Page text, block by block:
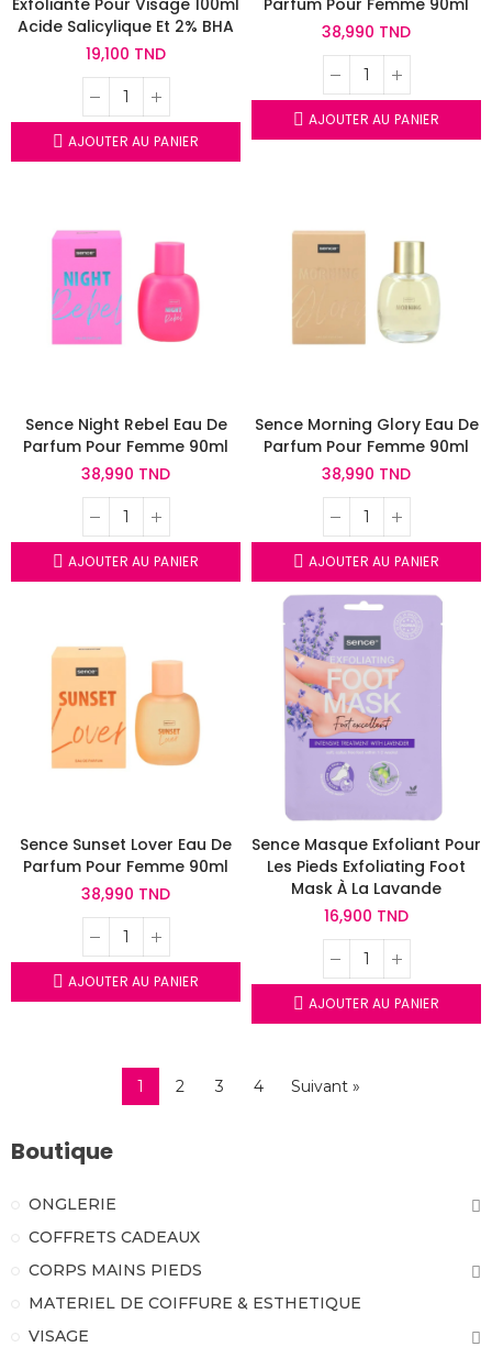
Exfoliante Pour Visage 100ml
Acide Salicylique Et 2% BHA
19,100 TND
AJOUTER AU PANIER
Parfum Pour Femme 90ml
38,990 TND
AJOUTER AU PANIER
Sence Night Rebel Eau De
Parfum Pour Femme 90ml
38,990 TND
AJOUTER AU PANIER
Sence Morning Glory Eau De
Parfum Pour Femme 90ml
38,990 TND
AJOUTER AU PANIER
Sence Sunset Lover Eau De
Parfum Pour Femme 90ml
38,990 TND
AJOUTER AU PANIER
Sence Masque Exfoliant Pour
Les Pieds Exfoliating Foot
Mask À La Lavande
16,900 TND
AJOUTER AU PANIER
1 2 3 4 Suivant »
Boutique
ONGLERIE
COFFRETS CADEAUX
CORPS MAINS PIEDS
MATERIEL DE COIFFURE & ESTHETIQUE
VISAGE